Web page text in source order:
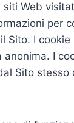
Web
per
Sito. I cookie
anonima. I
Sito stesso